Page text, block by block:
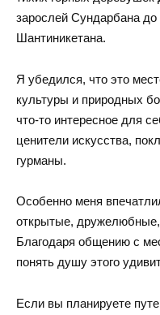
зарослей Сундарбана до
Шантиникетана.
Я убедился, что это
культуры и природных
что-то интересное для
ценители искусства,
гурманы.
Особенно меня
открытые, дружелюбные,
Благодаря общению с
понять душу этого
Если вы планируете